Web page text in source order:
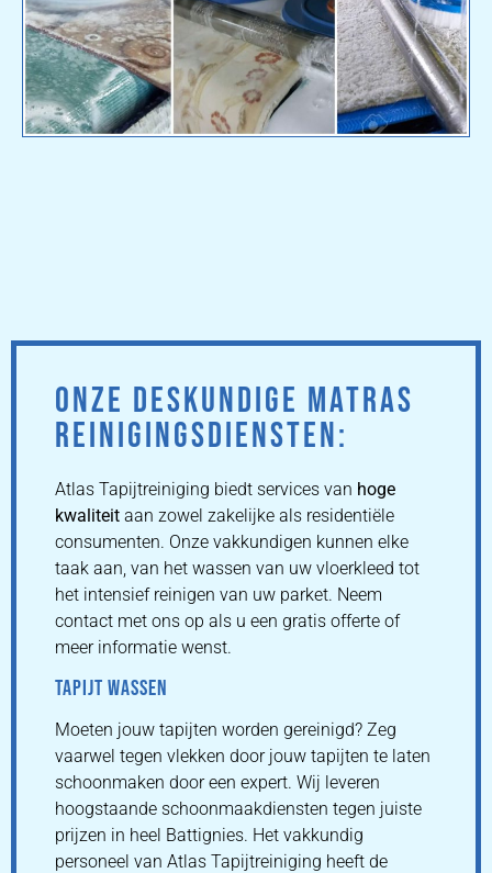
ONZE DESKUNDIGE MATRAS
REINIGINGSDIENSTEN:
Atlas Tapijtreiniging biedt services van hoge
kwaliteit aan zowel zakelijke als residentiële
consumenten. Onze vakkundigen kunnen elke
taak aan, van het wassen van uw vloerkleed tot
het intensief reinigen van uw parket. Neem
contact met ons op als u een gratis offerte of
meer informatie wenst.
TAPIJT WASSEN
Moeten jouw tapijten worden gereinigd? Zeg
vaarwel tegen vlekken door jouw tapijten te laten
schoonmaken door een expert. Wij leveren
hoogstaande schoonmaakdiensten tegen juiste
prijzen in heel Battignies. Het vakkundig
personeel van Atlas Tapijtreiniging heeft de